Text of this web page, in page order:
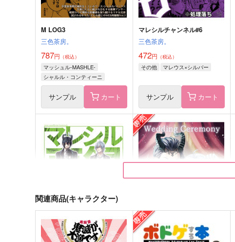
誉ご褒美
続 落ち込む審神者がおりま
して
サンプル
M LOG3
三色茶房。
787円 （税込）
マッシュル-MASHLE-
シャルル・コンティーニ
ワース・マドル
サンプル カート
マレシルチャンネル#6
三色茶房。
472円 （税込）
その他 マレウス×シルバー
サンプル カート
関連商品(キャラクター)